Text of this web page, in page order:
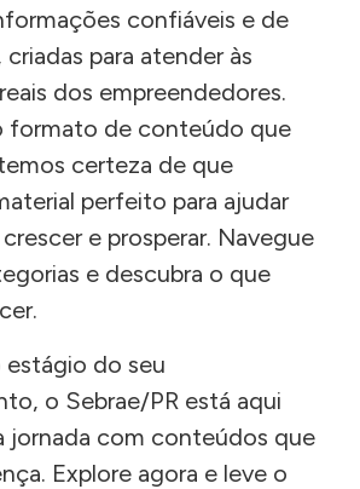
confiáveis e de
para atender às
dos empreendedores.
formato de conteúdo que
certeza de que
perfeito para ajudar
e prosperar. Navegue
e descubra o que
do seu
o Sebrae/PR está aqui
jornada com conteúdos que
Explore agora e leve o